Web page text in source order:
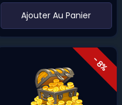
Bloodscalp-Horde
Bonechewer-Horde
Borean Tundra-Horde
Boulderfist-Horde
Bronzebeard-Horde
‌Ajouter Au Panier
- 8%